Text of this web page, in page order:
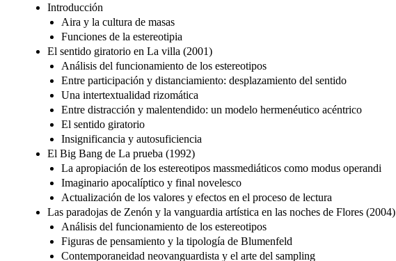
Introducción
Aira y la cultura de masas
Funciones de la estereotipia
El sentido giratorio en La villa (2001)
Análisis del funcionamiento de los estereotipos
Entre participación y distanciamiento: desplazamiento del sentido
Una intertextualidad rizomática
Entre distracción y malentendido: un modelo hermenéutico acéntrico
El sentido giratorio
Insignificancia y autosuficiencia
El Big Bang de La prueba (1992)
La apropiación de los estereotipos massmediáticos como modus operandi
Imaginario apocalíptico y final novelesco
Actualización de los valores y efectos en el proceso de lectura
Las paradojas de Zenón y la vanguardia artística en las noches de Flores (2004)
Análisis del funcionamiento de los estereotipos
Figuras de pensamiento y la tipología de Blumenfeld
Contemporaneidad neovanguardista y el arte del sampling